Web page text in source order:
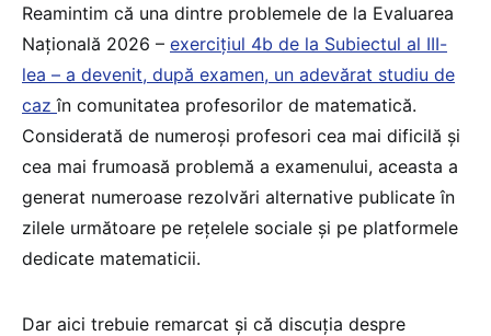
Reamintim că una dintre problemele de la Evaluarea
Națională 2026 – exercițiul 4b de la Subiectul al III-
lea – a devenit, după examen, un adevărat studiu de
cazîn comunitatea profesorilor de matematică.
Considerată de numeroși profesori cea mai dificilă și
cea mai frumoasă problemă a examenului, aceasta a
generat numeroase rezolvări alternative publicate în
zilele următoare pe rețelele sociale și pe platformele
dedicate matematicii.
Dar aici trebuie remarcat și că discuția despre